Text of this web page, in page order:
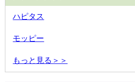
ハピタス
モッピー
もっと見る＞＞